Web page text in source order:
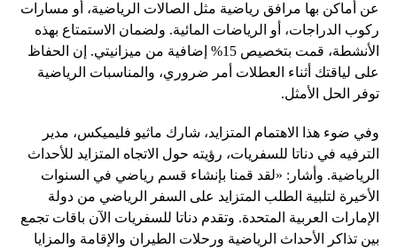
عن أماكن بها مرافق رياضية مثل الصالات الرياضية، أو مسارات
ركوب الدراجات، أو الرياضات المائية. ولضمان الاستمتاع بهذه
الأنشطة، قمت بتخصيص 15% إضافية من ميزانيتي. إن الحفاظ
على لياقتك أثناء العطلات أمر ضروري، والمناسبات الرياضية
توفر الحل الأمثل.
وفي ضوء هذا الاهتمام المتزايد، شارك ماثيو فليميكس، مدير
الترفيه في دناتا للسفريات، رؤيته حول الاتجاه المتزايد للأحداث
الرياضية. وأشار: «لقد قمنا بإنشاء قسم رياضي في السنوات
الأخيرة لتلبية الطلب المتزايد على السفر الرياضي من دولة
الإمارات العربية المتحدة. وتقدم دناتا للسفريات الآن باقات تجمع
بين تذاكر الأحداث الرياضية ورحلات الطيران والإقامة والمزايا